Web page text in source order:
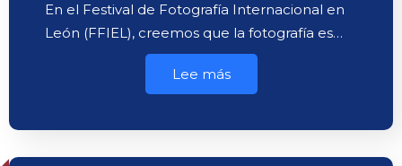
En el Festival de Fotografía Internacional en
León (FFIEL), creemos que la fotografía es…
Lee más